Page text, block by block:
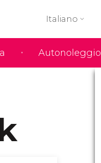
Autonoleggio
Italiano